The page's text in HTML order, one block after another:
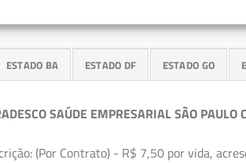
ESTADO BA ESTADO DF ESTADO GO
SAÚDE EMPRESARIAL SÃO PAULO
(Por Contrato) - R$ 7,50 por vida,